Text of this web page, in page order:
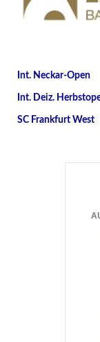
Int. Neckar-Open
Int. Deiz.
SC Frankfurt West